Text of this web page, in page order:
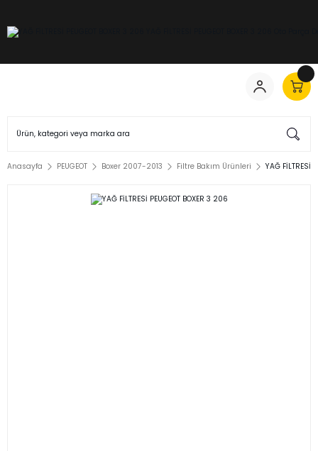
Anasayfa PEUGEOT Boxer 2007-2013 Filtre Bakım Ürünleri YAĞ FİLTRESİ